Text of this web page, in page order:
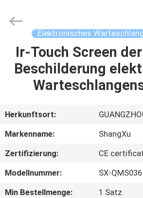
HAUS
PRODUKTE
ÜBER
UNS
FABRIK-
AUSFLUG
Rights
Reserved.
Elektronisches
Ir-Touch Screen
Beschilderung
Herkunftsort:
Markenname:
ShangXu
Zertifizierung:
CE
Modellnummer:
SX-QMS036
Min Bestellmenge:
1 Satz